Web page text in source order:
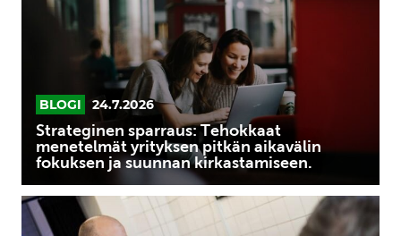
yrityksen
aikavälin
suunnan
kirkastamiseen.
BLOGI 24.7.2026
Strateginen sparraus: Tehokkaat
menetelmät yrityksen pitkän aikavälin
fokuksen ja suunnan kirkastamiseen.
Sparraus
työelämässä: